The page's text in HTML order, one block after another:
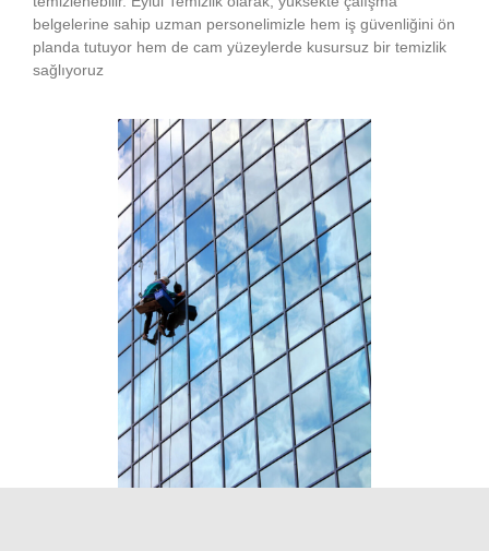
belgelerine sahip uzman personelimizle hem iş güvenliğini ön
planda tutuyor hem de cam yüzeylerde kusursuz bir temizlik
sağlıyoruz